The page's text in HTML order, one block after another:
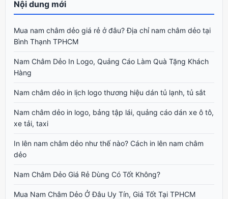
Nội dung mới
Mua nam châm dẻo giá rẻ ở đâu? Địa chỉ nam châm dẻo tại
Bình Thạnh TPHCM
Nam Châm Dẻo In Logo, Quảng Cáo Làm Quà Tặng Khách
Hàng
Nam châm dẻo in lịch logo thương hiệu dán tủ lạnh, tủ sắt
Nam châm dẻo in logo, bảng tập lái, quảng cáo dán xe ô tô,
xe tải, taxi
In lên nam châm dẻo như thế nào? Cách in lên nam châm
dẻo
Nam Châm Dẻo Giá Rẻ Dùng Có Tốt Không?
Mua Nam Châm Dẻo Ở Đâu Uy Tín, Giá Tốt Tại TPHCM